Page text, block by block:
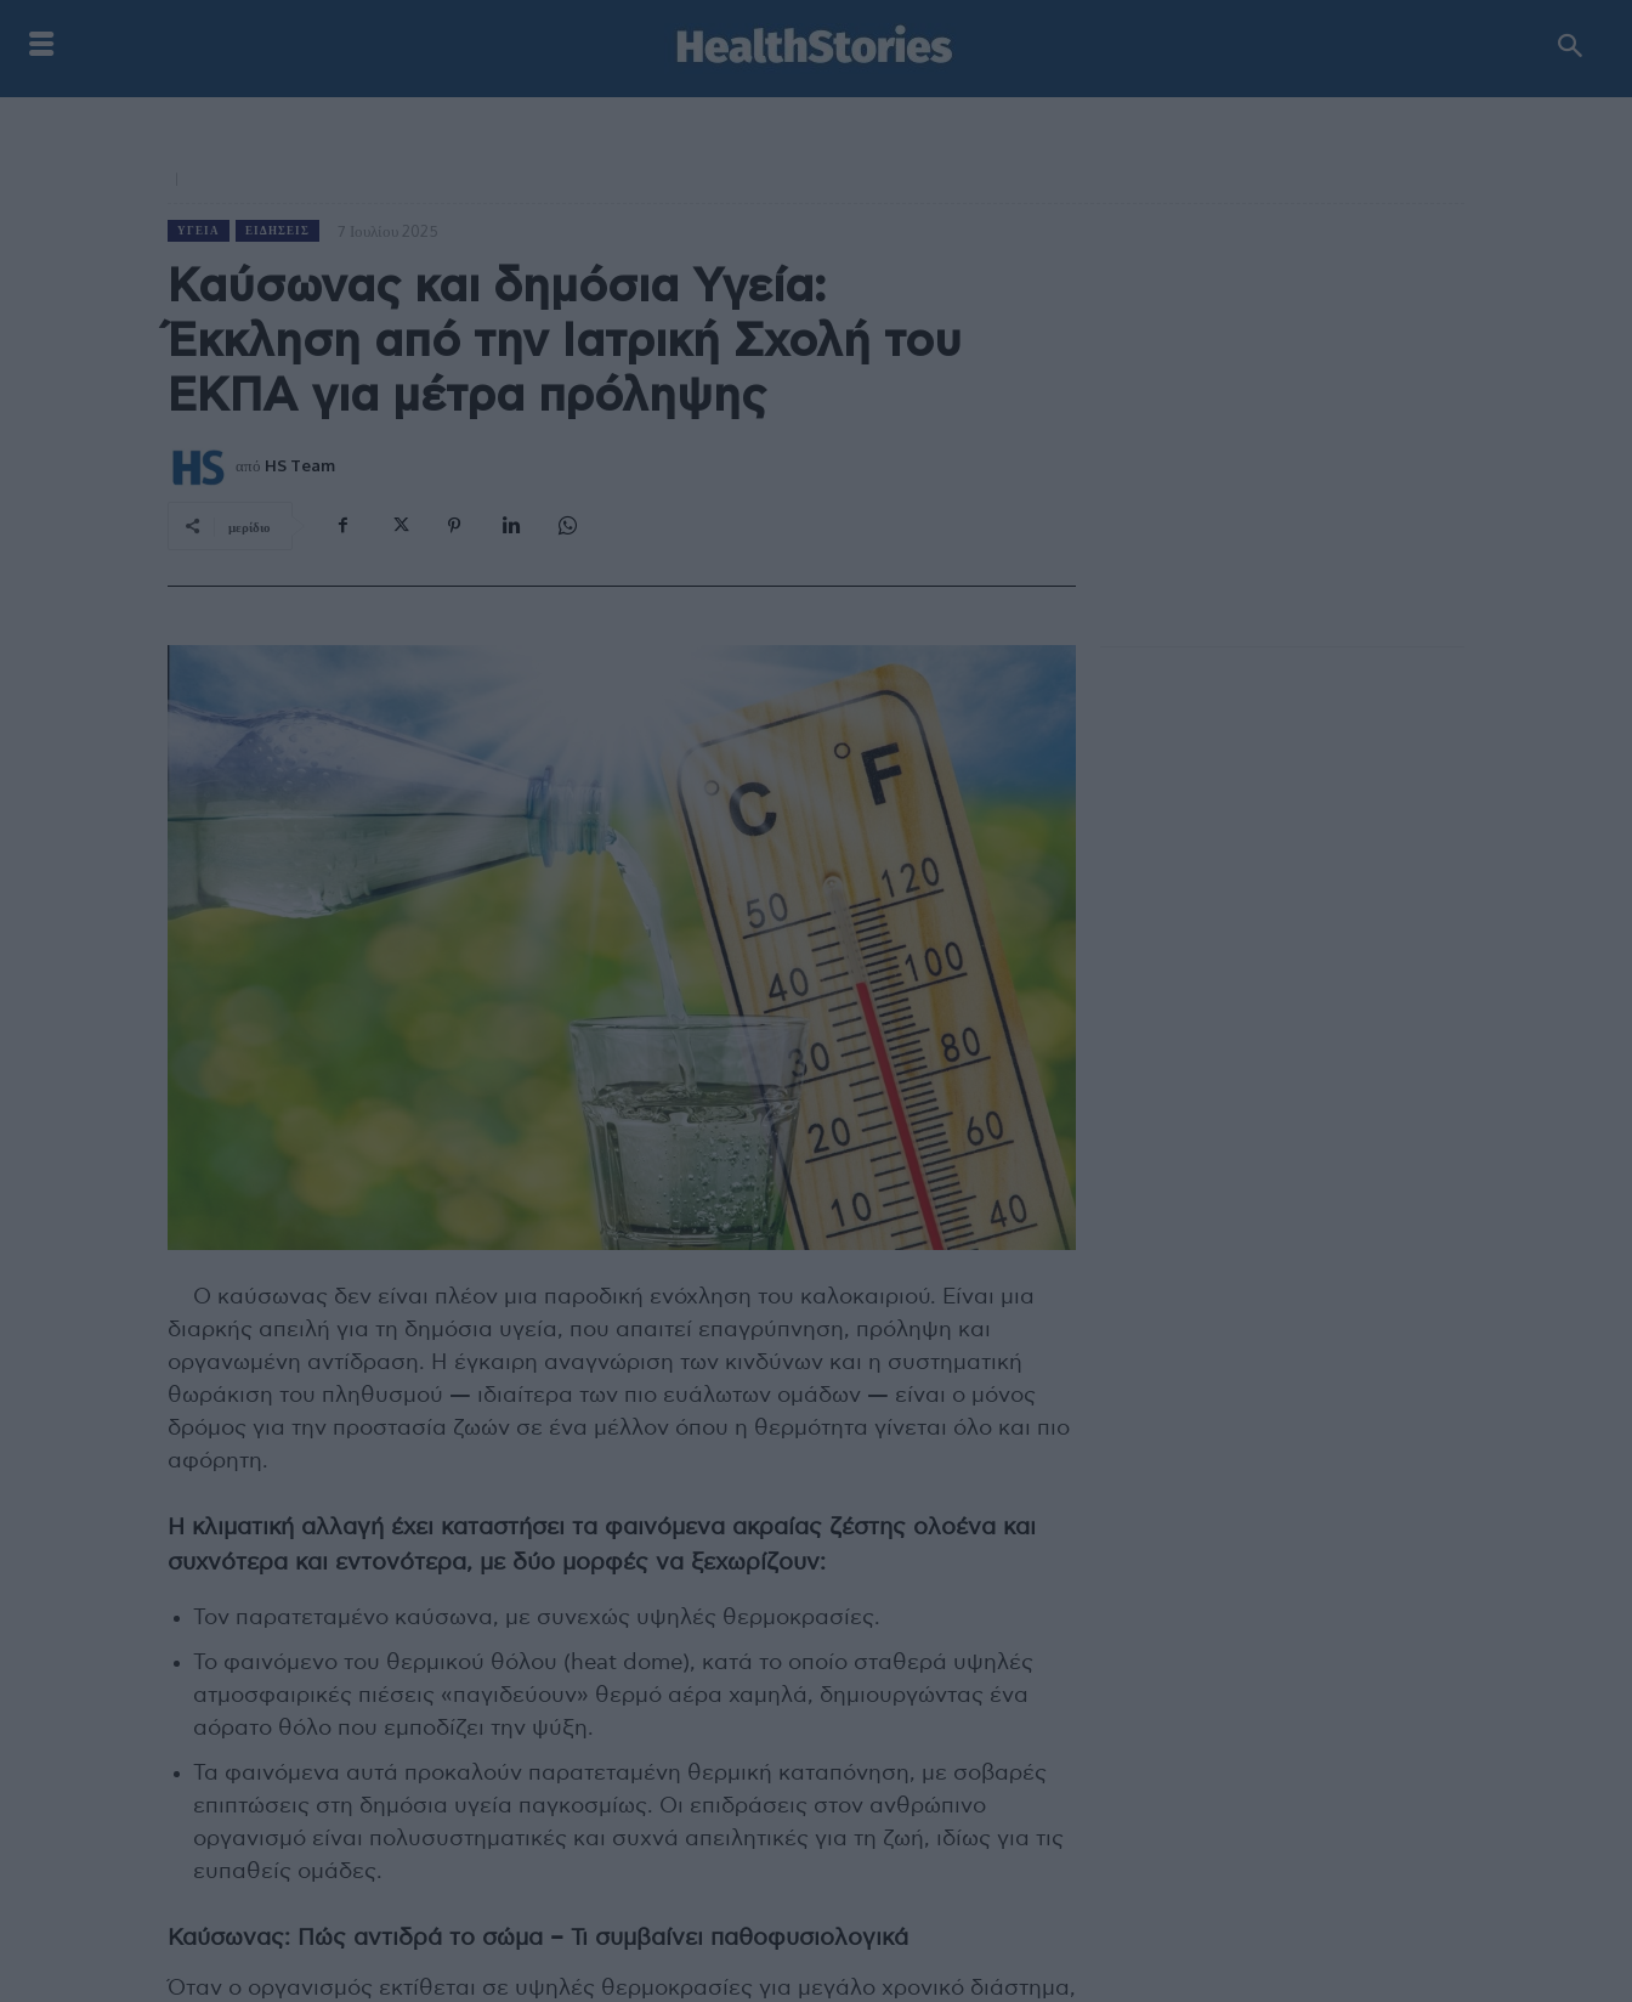
ΥΓΕΊΑ ΕΙΔΉΣΕΙΣ 7 Ιουλίου 2025
Καύσωνας και δημόσια Υγεία:
Έκκληση από την Ιατρική Σχολή του
ΕΚΠΑ για μέτρα πρόληψης
από HS Team
μερίδιο
Ο καύσωνας δεν είναι πλέον μια παροδική ενόχληση του καλοκαιριού. Είναι μια
διαρκής απειλή για τη δημόσια υγεία, που απαιτεί επαγρύπνηση, πρόληψη και
οργανωμένη αντίδραση. Η έγκαιρη αναγνώριση των κινδύνων και η συστηματική
θωράκιση του πληθυσμού — ιδιαίτερα των πιο ευάλωτων ομάδων — είναι ο μόνος
δρόμος για την προστασία ζωών σε ένα μέλλον όπου η θερμότητα γίνεται όλο και πιο
αφόρητη.
Η κλιματική αλλαγή έχει καταστήσει τα φαινόμενα ακραίας ζέστης ολοένα και
συχνότερα και εντονότερα, με δύο μορφές να ξεχωρίζουν:
Τον παρατεταμένο καύσωνα, με συνεχώς υψηλές θερμοκρασίες.
Το φαινόμενο του θερμικού θόλου (heat dome), κατά το οποίο σταθερά υψηλές
ατμοσφαιρικές πιέσεις «παγιδεύουν» θερμό αέρα χαμηλά, δημιουργώντας ένα
αόρατο θόλο που εμποδίζει την ψύξη.
Τα φαινόμενα αυτά προκαλούν παρατεταμένη θερμική καταπόνηση, με σοβαρές
επιπτώσεις στη δημόσια υγεία παγκοσμίως. Οι επιδράσεις στον ανθρώπινο
οργανισμό είναι πολυσυστηματικές και συχνά απειλητικές για τη ζωή, ιδίως για τις
ευπαθείς ομάδες.
Καύσωνας: Πώς αντιδρά το σώμα – Τι συμβαίνει παθοφυσιολογικά
Όταν ο οργανισμός εκτίθεται σε υψηλές θερμοκρασίες για μεγάλο χρονικό διάστημα,